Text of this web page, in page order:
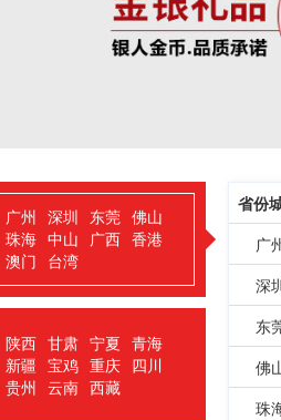
广州 深圳 东莞 佛山
珠海 中山 广西 香港
澳门 台湾
陕西 甘肃 宁夏 青海
新疆 宝鸡 重庆 四川
贵州 云南 西藏
省份
广
深
东
佛
珠